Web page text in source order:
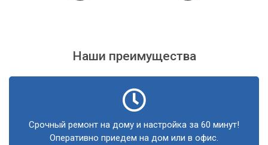
Наши преимущества
Срочный ремонт на дому и настройка за 60 минут!
Оперативно приедем на дом или в офис.